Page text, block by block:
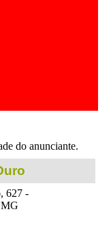
do anunciante.
627 -